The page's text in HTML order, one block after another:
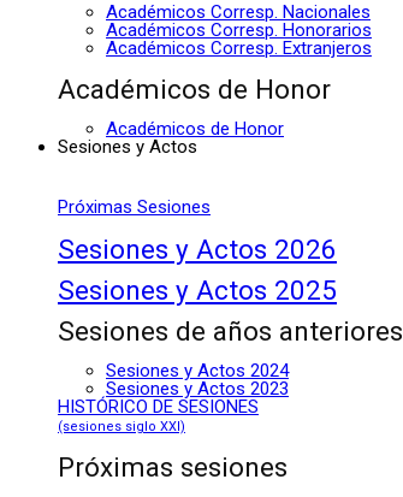
Académicos Corresp. Nacionales
Académicos Corresp. Honorarios
Académicos Corresp. Extranjeros
Académicos de Honor
Académicos de Honor
Sesiones y Actos
Próximas Sesiones
Sesiones y Actos 2026
Sesiones y Actos 2025
Sesiones de años anteriores
Sesiones y Actos 2024
Sesiones y Actos 2023
HISTÓRICO DE SESIONES
(sesiones siglo XXI)
Próximas sesiones